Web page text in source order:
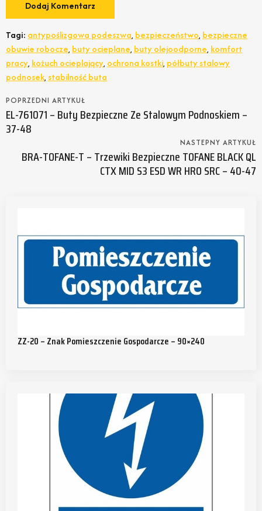
Tagi: antypoślizgowa podeszwa, bezpieczeństwo, bezpieczne
obuwie robocze, buty ocieplane, buty olejoodporne, komfort
pracy, kożuch ocieplający, ochrona kostki, półbuty stalowy
podnosek, stabilność buta
POPRZEDNI ARTYKUŁ
EL-761071 – Buty Bezpieczne Ze Stalowym Podnoskiem –
37-48
NASTEPNY ARTYKUŁ
BRA-TOFANE-T – Trzewiki Bezpieczne TOFANE BLACK QL
CTX MID S3 ESD WR HRO SRC – 40-47
ZZ-20 – Znak Pomieszczenie Gospodarcze – 90×240